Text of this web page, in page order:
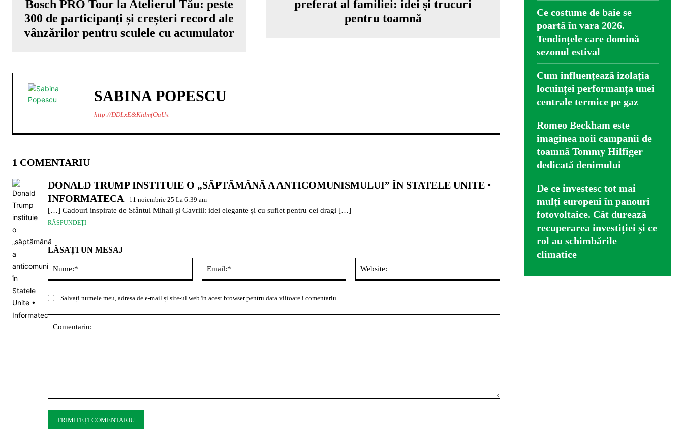
Bosch PRO Tour la Atelierul Tău: peste
300 de participanți și creșteri record ale
vânzărilor pentru sculele cu acumulator
preferat al familiei: idei și trucuri
pentru toamnă
SABINA POPESCU
http://DDLxE&Kidm(OaUx
1 COMENTARIU
DONALD TRUMP INSTITUIE O „SĂPTĂMÂNĂ A ANTICOMUNISMULUI” ÎN STATELE UNITE •
INFORMATECA
11 noiembrie 25 La 6:39 am
[…] Cadouri inspirate de Sfântul Mihail și Gavriil: idei elegante și cu suflet pentru cei dragi […]
RĂSPUNDEȚI
LĂSAȚI UN MESAJ
Salvați numele meu, adresa de e-mail și site-ul web în acest browser pentru data viitoare i comentariu.
Ce costume de baie se
poartă în vara 2026.
Tendințele care domină
sezonul estival
Cum influențează izolația
locuinței performanța unei
centrale termice pe gaz
Romeo Beckham este
imaginea noii campanii de
toamnă Tommy Hilfiger
dedicată denimului
De ce investesc tot mai
mulți europeni în panouri
fotovoltaice. Cât durează
recuperarea investiției și ce
rol au schimbările
climatice